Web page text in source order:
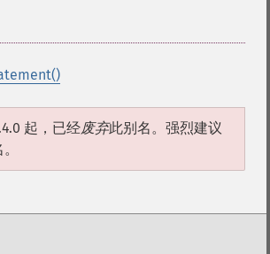
起，已经废弃此别名。强烈建议